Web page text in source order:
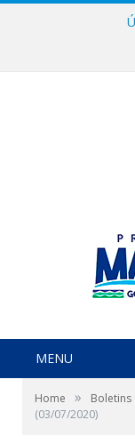
MENU
Home » Boletins
(03/07/2020)